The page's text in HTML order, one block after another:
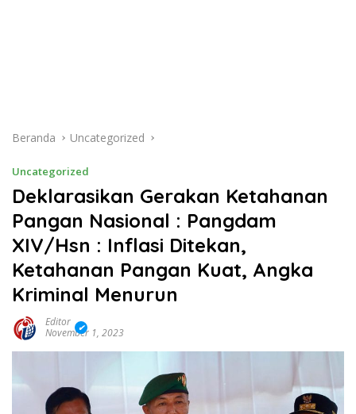
Beranda Uncategorized
Uncategorized
Deklarasikan Gerakan Ketahanan
Pangan Nasional : Pangdam
XIV/Hsn : Inflasi Ditekan,
Ketahanan Pangan Kuat, Angka
Kriminal Menurun
Editor
November 1, 2023